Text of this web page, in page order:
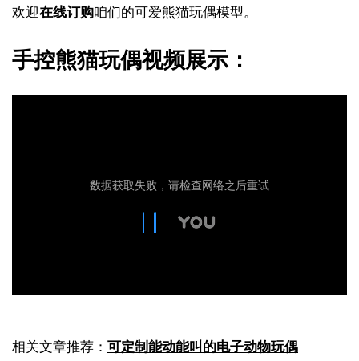
欢迎在线订购咱们的可爱熊猫玩偶模型。
手控熊猫玩偶视频展示：
相关文章推荐： 可定制能动能叫的电子动物玩偶